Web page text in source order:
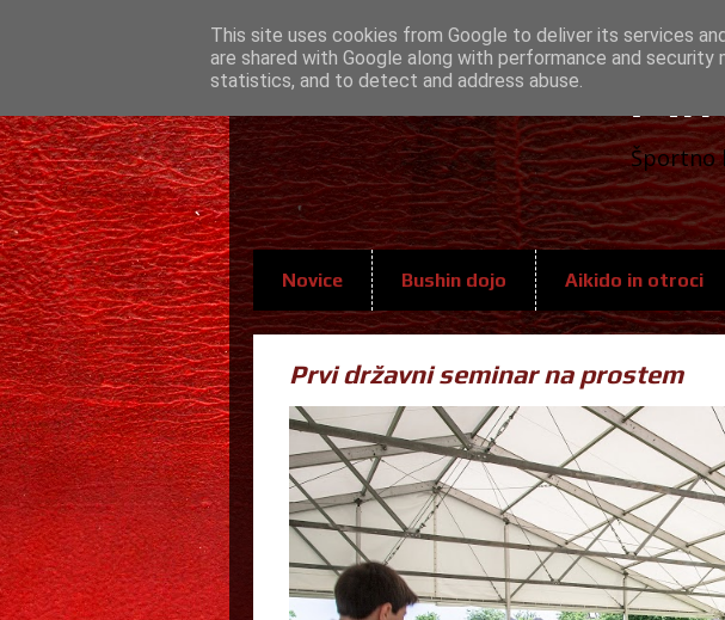
Športno
Novice Bushin dojo Aikido in otroci
Prvi državni seminar na prostem
This site uses cookies from Google to deliver its services
are shared with Google along with performance and
statistics, and to detect and address abuse.